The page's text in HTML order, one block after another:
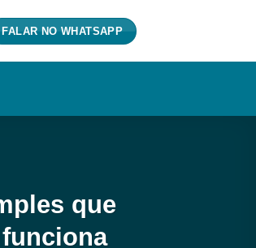
FALAR NO WHATSAPP
que